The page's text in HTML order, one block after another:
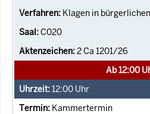
Klagen in
C020
2 Ca 1201/26
Ab 12:00
12:00 Uhr
Kammertermin